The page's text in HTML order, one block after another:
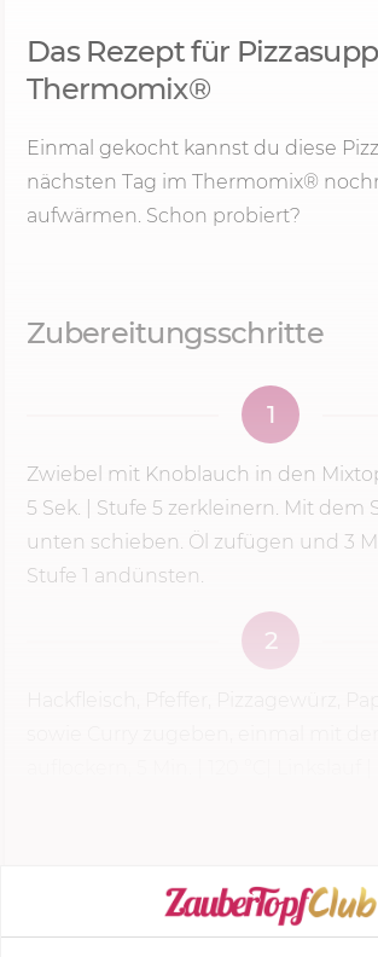
Das Rezept für
Thermomix®
Einmal gekocht kannst du diese
nächsten Tag im Thermomix®
aufwärmen. Schon probiert?
Zubereitungsschritte
1
Zwiebel mit Knoblauch in den
5 Sek.
Stufe 5 zerkleinern. Mit dem
unten schieben. Öl zufügen und 3
Stufe 1 andünsten.
2
KOCHMODUS STARTEN